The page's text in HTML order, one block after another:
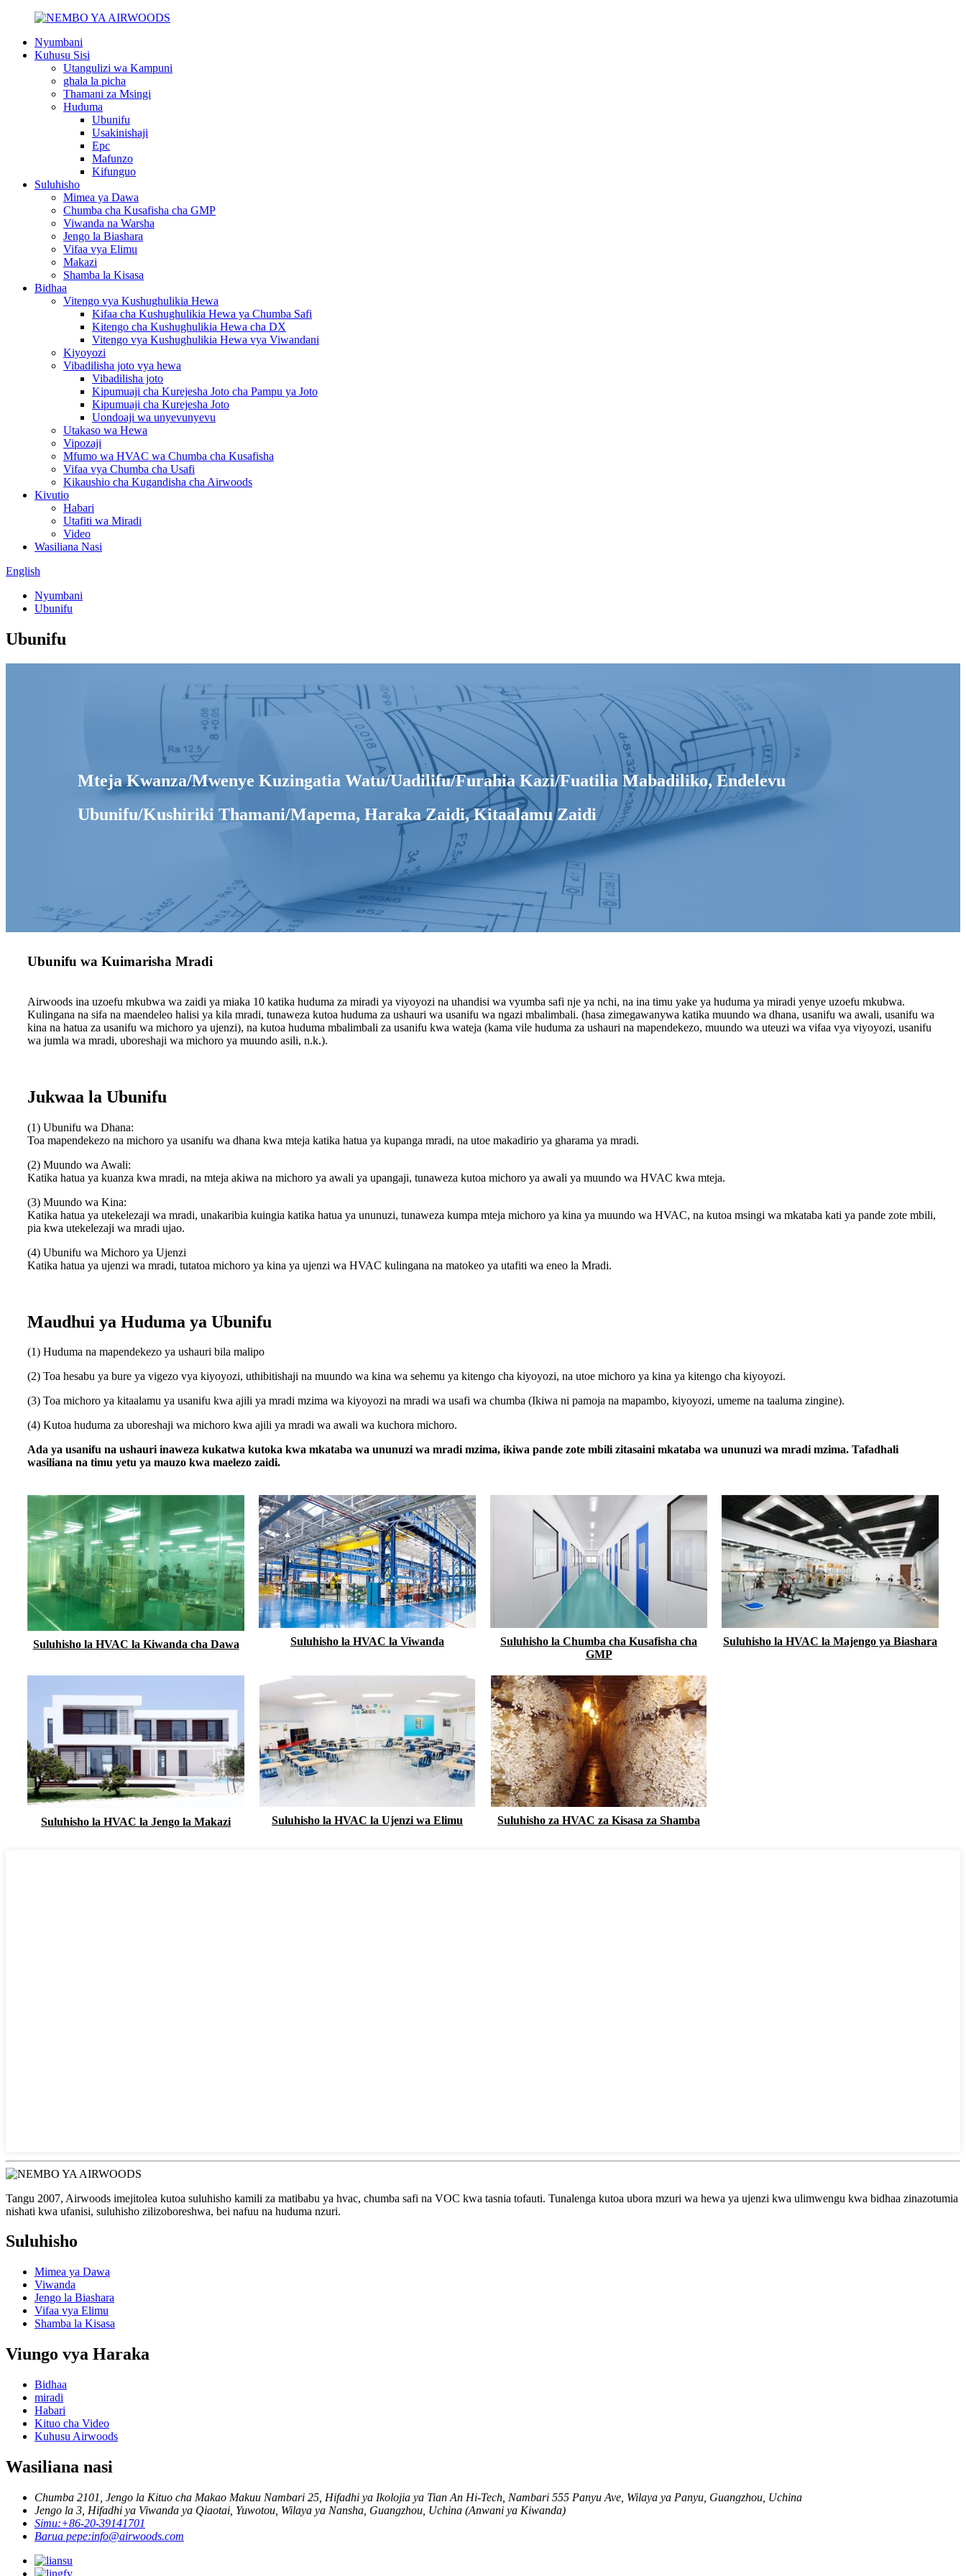
Nyumbani
Kuhusu Sisi
Utangulizi wa Kampuni
ghala la picha
Thamani za Msingi
Huduma
Ubunifu
Usakinishaji
Epc
Mafunzo
Kifunguo
Suluhisho
Mimea ya Dawa
Chumba cha Kusafisha cha GMP
Viwanda na Warsha
Jengo la Biashara
Vifaa vya Elimu
Makazi
Shamba la Kisasa
Bidhaa
Vitengo vya Kushughulikia Hewa
Kifaa cha Kushughulikia Hewa ya Chumba Safi
Kitengo cha Kushughulikia Hewa cha DX
Vitengo vya Kushughulikia Hewa vya Viwandani
Kiyoyozi
Vibadilisha joto vya hewa
Vibadilisha joto
Kipumuaji cha Kurejesha Joto cha Pampu ya Joto
Kipumuaji cha Kurejesha Joto
Uondoaji wa unyevunyevu
Utakaso wa Hewa
Vipozaji
Mfumo wa HVAC wa Chumba cha Kusafisha
Vifaa vya Chumba cha Usafi
Kikaushio cha Kugandisha cha Airwoods
Kivutio
Habari
Utafiti wa Miradi
Video
Wasiliana Nasi
English
Nyumbani
Ubunifu
Ubunifu
Mteja Kwanza/Mwenye Kuzingatia Watu/Uadilifu/Furahia Kazi/Fuatilia Mabadiliko, Endelevu
Ubunifu/Kushiriki Thamani/Mapema, Haraka Zaidi, Kitaalamu Zaidi
Ubunifu wa Kuimarisha Mradi
Airwoods ina uzoefu mkubwa wa zaidi ya miaka 10 katika huduma za miradi ya viyoyozi na uhandisi wa vyumba safi nje ya nchi, na ina timu yake ya huduma ya miradi yenye uzoefu mkubwa.
Kulingana na sifa na maendeleo halisi ya kila mradi, tunaweza kutoa huduma za ushauri wa usanifu wa ngazi mbalimbali. (hasa zimegawanywa katika muundo wa dhana, usanifu wa awali, usanifu wa
kina na hatua za usanifu wa michoro ya ujenzi), na kutoa huduma mbalimbali za usanifu kwa wateja (kama vile huduma za ushauri na mapendekezo, muundo wa uteuzi wa vifaa vya viyoyozi, usanifu
wa jumla wa mradi, uboreshaji wa michoro ya muundo asili, n.k.).
Jukwaa la Ubunifu
(1) Ubunifu wa Dhana:
Toa mapendekezo na michoro ya usanifu wa dhana kwa mteja katika hatua ya kupanga mradi, na utoe makadirio ya gharama ya mradi.
(2) Muundo wa Awali:
Katika hatua ya kuanza kwa mradi, na mteja akiwa na michoro ya awali ya upangaji, tunaweza kutoa michoro ya awali ya muundo wa HVAC kwa mteja.
(3) Muundo wa Kina:
Katika hatua ya utekelezaji wa mradi, unakaribia kuingia katika hatua ya ununuzi, tunaweza kumpa mteja michoro ya kina ya muundo wa HVAC, na kutoa msingi wa mkataba kati ya pande zote mbili,
pia kwa utekelezaji wa mradi ujao.
(4) Ubunifu wa Michoro ya Ujenzi
Katika hatua ya ujenzi wa mradi, tutatoa michoro ya kina ya ujenzi wa HVAC kulingana na matokeo ya utafiti wa eneo la Mradi.
Maudhui ya Huduma ya Ubunifu
(1) Huduma na mapendekezo ya ushauri bila malipo
(2) Toa hesabu ya bure ya vigezo vya kiyoyozi, uthibitishaji na muundo wa kina wa sehemu ya kitengo cha kiyoyozi, na utoe michoro ya kina ya kitengo cha kiyoyozi.
(3) Toa michoro ya kitaalamu ya usanifu kwa ajili ya mradi mzima wa kiyoyozi na mradi wa usafi wa chumba (Ikiwa ni pamoja na mapambo, kiyoyozi, umeme na taaluma zingine).
(4) Kutoa huduma za uboreshaji wa michoro kwa ajili ya mradi wa awali wa kuchora michoro.
Ada ya usanifu na ushauri inaweza kukatwa kutoka kwa mkataba wa ununuzi wa mradi mzima, ikiwa pande zote mbili zitasaini mkataba wa ununuzi wa mradi mzima. Tafadhali
wasiliana na timu yetu ya mauzo kwa maelezo zaidi.
Suluhisho la HVAC la Kiwanda cha Dawa Suluhisho la HVAC la Viwanda
Suluhisho la Chumba cha Kusafisha cha
GMP
Suluhisho la HVAC la Majengo ya Biashara
Suluhisho la HVAC la Jengo la Makazi Suluhisho la HVAC la Ujenzi wa Elimu Suluhisho za HVAC za Kisasa za Shamba
Tangu 2007, Airwoods imejitolea kutoa suluhisho kamili za matibabu ya hvac, chumba safi na VOC kwa tasnia tofauti. Tunalenga kutoa ubora mzuri wa hewa ya ujenzi kwa ulimwengu kwa bidhaa zinazotumia
nishati kwa ufanisi, suluhisho zilizoboreshwa, bei nafuu na huduma nzuri.
Suluhisho
Mimea ya Dawa
Viwanda
Jengo la Biashara
Vifaa vya Elimu
Shamba la Kisasa
Viungo vya Haraka
Bidhaa
miradi
Habari
Kituo cha Video
Kuhusu Airwoods
Wasiliana nasi
Chumba 2101, Jengo la Kituo cha Makao Makuu Nambari 25, Hifadhi ya Ikolojia ya Tian An Hi-Tech, Nambari 555 Panyu Ave, Wilaya ya Panyu, Guangzhou, Uchina
Jengo la 3, Hifadhi ya Viwanda ya Qiaotai, Yuwotou, Wilaya ya Nansha, Guangzhou, Uchina (Anwani ya Kiwanda)
Simu:+86-20-39141701
Barua pepe:info@airwoods.com